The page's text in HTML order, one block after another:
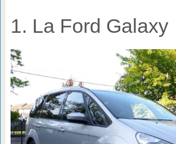
1. La Ford Galaxy